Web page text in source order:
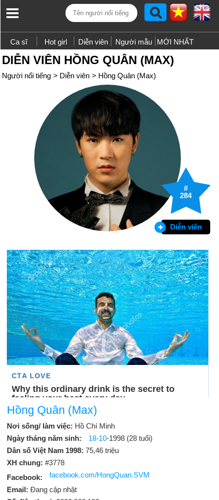
Ca sĩ Hot girl Diễn viên Người mẫu MỚI NHẤT
DIỄN VIÊN HỒNG QUÂN (MAX)
Người nổi tiếng > Diễn viên > Hồng Quân (Max)
#
284
Diễn viên
Hồng Quân (Max)
Nơi sống/ làm việc: Hồ Chí Minh
Ngày tháng năm sinh:
18-10-1998 (28 tuổi)
Dân số Việt Nam 1998: 75,46 triệu
XH chung: #3778
Facebook:
facebook.com/HongQuan.SVM
Email: Đang cập nhật